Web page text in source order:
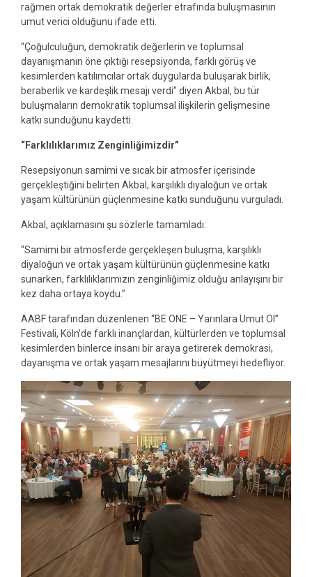
rağmen ortak demokratik değerler etrafında buluşmasının
umut verici olduğunu ifade etti.
“Çoğulculuğun, demokratik değerlerin ve toplumsal
dayanışmanın öne çıktığı resepsiyonda, farklı görüş ve
kesimlerden katılımcılar ortak duygularda buluşarak birlik,
beraberlik ve kardeşlik mesajı verdi” diyen Akbal, bu tür
buluşmaların demokratik toplumsal ilişkilerin gelişmesine
katkı sunduğunu kaydetti.
“Farklılıklarımız Zenginliğimizdir”
Resepsiyonun samimi ve sıcak bir atmosfer içerisinde
gerçekleştiğini belirten Akbal, karşılıklı diyaloğun ve ortak
yaşam kültürünün güçlenmesine katkı sunduğunu vurguladı.
Akbal, açıklamasını şu sözlerle tamamladı:
“Samimi bir atmosferde gerçekleşen buluşma, karşılıklı
diyaloğun ve ortak yaşam kültürünün güçlenmesine katkı
sunarken, farklılıklarımızın zenginliğimiz olduğu anlayışını bir
kez daha ortaya koydu.”
AABF tarafından düzenlenen “BE ONE – Yarınlara Umut Ol”
Festivali, Köln’de farklı inançlardan, kültürlerden ve toplumsal
kesimlerden binlerce insanı bir araya getirerek demokrasi,
dayanışma ve ortak yaşam mesajlarını büyütmeyi hedefliyor.